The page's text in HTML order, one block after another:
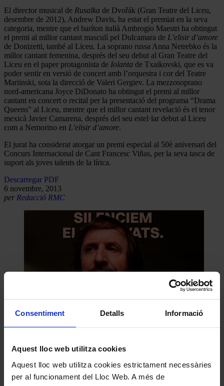
Consentiment Detalls Informació
Aquest lloc web utilitza cookies
Aquest lloc web utilitza cookies estrictament necessàries
per al funcionament del Lloc Web. A més de
El director musical de Rusalka de Dvořák (Gran Teatre del Liceu,
desembre de 2012), Andrew Davis, ha estat el premiat en la seva
categoria, mentre que el baríton italià Ambrogio Maestri ha obtingut
el premi al millor cantant masculí pel Dulcamara de L’elisir d’amore
de Donizetti, també al Liceu. La soprano russa Anna Netrebko és la
millor cantant femenina, després del seu debut al Gran Teatre del
Liceu en el paper protagonista de Iolanta de Txaikovski, que es va
poder sentir en versió de concert amb l’orquestra i cor del Teatre
Mariinski, sota la direcció de Valeri Gergiev. La mezzosoprano
nord-americana Joyce DiDonato ha obtingut el premi al millor
cantant en concert o recital per la presentació del programa “Drama
Queens” al Liceu, mentre que el millor cantant revelació és el tenor
mexicà Javier Camarena, després del seu estel·lar debut al Liceu
com a Nemorino en L’elisir d’amore.
El jurat ha considerat atorgar un premi especial al 50è aniversari del
Concurs Internacional de Cant Francesc Viñas, per la seva tasca de
suport als joves talents de la lírica.
Descarregar PDF
6 novembre, 2013
per Redacció RMC